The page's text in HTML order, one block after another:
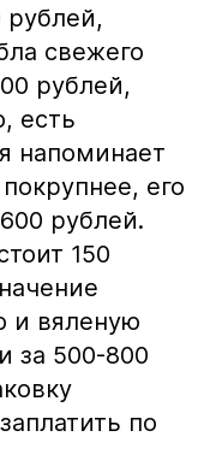
рублей,
свежего
рублей,
есть
напоминает
его
рублей.
150
и вяленую
за 500-800
по